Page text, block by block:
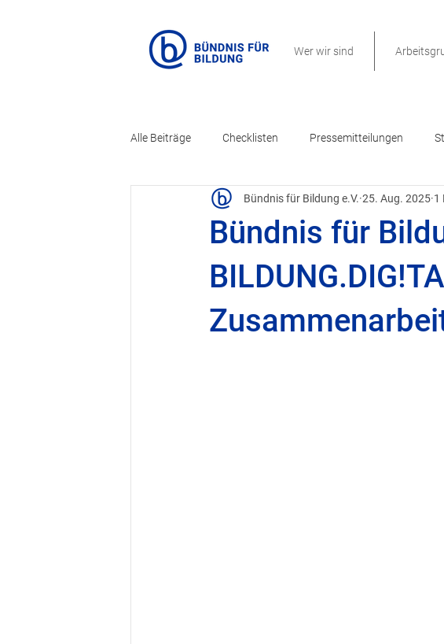
Wer wir sind
Alle Beiträge Checklisten Pressemitteilungen
Informationsmaterial Kooperationen Themen
Projekt Schultransform
Bündnis für
Bündnis für Bildung e.V. 25. Aug. 2025 1